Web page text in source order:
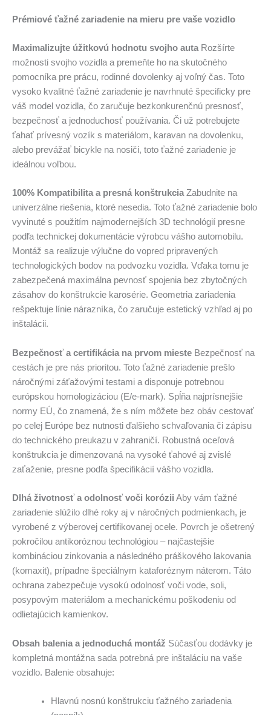
Prémiové ťažné zariadenie na mieru pre vaše vozidlo
Maximalizujte úžitkovú hodnotu svojho auta Rozšírte
možnosti svojho vozidla a premeňte ho na skutočného
pomocníka pre prácu, rodinné dovolenky aj voľný čas. Toto
vysoko kvalitné ťažné zariadenie je navrhnuté špecificky pre
váš model vozidla, čo zaručuje bezkonkurenčnú presnosť,
bezpečnosť a jednoduchosť používania. Či už potrebujete
ťahať prívesný vozík s materiálom, karavan na dovolenku,
alebo prevážať bicykle na nosiči, toto ťažné zariadenie je
ideálnou voľbou.
100% Kompatibilita a presná konštrukciaZabudnite na
univerzálne riešenia, ktoré nesedia. Toto ťažné zariadenie bolo
vyvinuté s použitím najmodernejších 3D technológií presne
podľa technickej dokumentácie výrobcu vášho automobilu.
Montáž sa realizuje výlučne do vopred pripravených
technologických bodov na podvozku vozidla. Vďaka tomu je
zabezpečená maximálna pevnosť spojenia bez zbytočných
zásahov do konštrukcie karosérie. Geometria zariadenia
rešpektuje línie nárazníka, čo zaručuje estetický vzhľad aj po
inštalácii.
Bezpečnosť a certifikácia na prvom mieste Bezpečnosť na
cestách je pre nás prioritou. Toto ťažné zariadenie prešlo
náročnými záťažovými testami a disponuje potrebnou
európskou homologizáciou (E/e-mark). Spĺňa najprísnejšie
normy EÚ, čo znamená, že s ním môžete bez obáv cestovať
po celej Európe bez nutnosti ďalšieho schvaľovania či zápisu
do technického preukazu v zahraničí. Robustná oceľová
konštrukcia je dimenzovaná na vysoké ťahové aj zvislé
zaťaženie, presne podľa špecifikácií vášho vozidla.
Dlhá životnosť a odolnosť voči korózii Aby vám ťažné
zariadenie slúžilo dlhé roky aj v náročných podmienkach, je
vyrobené z výberovej certifikovanej ocele. Povrch je ošetrený
pokročilou antikoróznou technológiou – najčastejšie
kombináciou zinkovania a následného práškového lakovania
(komaxit), prípadne špeciálnym kataforéznym náterom. Táto
ochrana zabezpečuje vysokú odolnosť voči vode, soli,
posypovým materiálom a mechanickému poškodeniu od
odlietajúcich kamienkov.
Obsah balenia a jednoduchá montáž Súčasťou dodávky je
kompletná montážna sada potrebná pre inštaláciu na vaše
vozidlo. Balenie obsahuje:
Hlavnú nosnú konštrukciu ťažného zariadenia